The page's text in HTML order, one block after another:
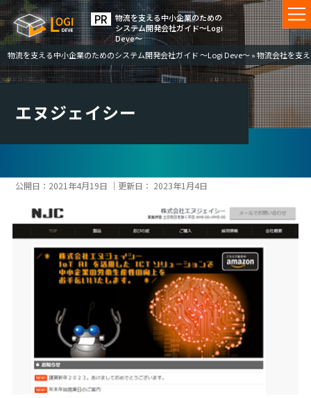
物流を⽀える中⼩企業のための
システム開発会社ガイド〜Logi
Deve〜
物流を支える中小企業のためのシステム開発会社ガイド ～Logi Deve～»物流会社を支
エヌジェイシー
公開日： 2021年4月19日 ｜更新日： 2023年1月4日